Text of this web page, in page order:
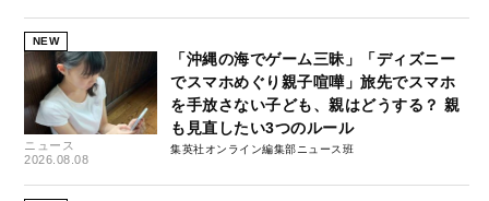
NEW
ニュース
2026.08.08
「沖縄の海でゲーム三昧」「ディズニー
でスマホめぐり親子喧嘩」旅先でスマホ
を手放さない子ども、親はどうする？ 親
も見直したい3つのルール
集英社オンライン編集部ニュース班